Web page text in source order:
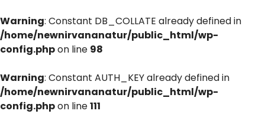
Warning: Constant DB_COLLATE already defined in
/home/newnirvananatur/public_html/wp-
config.phpon line 98
Warning: Constant AUTH_KEY already defined in
/home/newnirvananatur/public_html/wp-
config.phpon line111